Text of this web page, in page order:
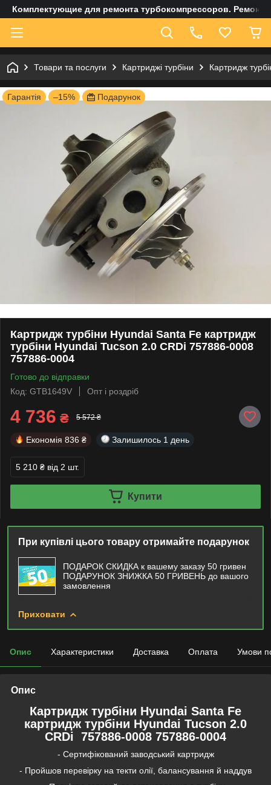
Комплектующие для ремонта турбокомпрессоров. Ремонт
Товари та послуги Картриджі турбіни Картридж
Гарантія –15% Подарунок
Картридж турбіни Hyundai Santa Fe картридж
турбіни Hyundai Tucson 2.0 CRDi 757886-0008
757886-0004
Готово до відправки
Код: GTB1649V
Опт і роздріб
4 736 ₴ 5 572 ₴
Економія 836 ₴ Залишилось 1 день
5 210 ₴ від 2 шт.
Купити
При купівлі цього товару отримайте подарунок
ПОДАРОК СКИДКА к вашему заказу 50 гривен
ПОДАРУНОК ЗНИЖКА 50 ГРИВЕНЬ до вашого
замовлення
Приховати
Опис Характеристики Доставка Оплата Умови
Опис
Картридж турбіни Hyundai Santa Fe
картридж турбіни Hyundai Tucson 2.0
CRDi 757886-0008 757886-0004
- Сертифікований заводський картридж
- Пройшов перевірку на текти олії, балансування й наддув